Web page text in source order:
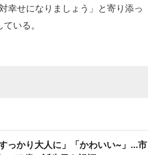
幸せになりましょう」と寄り添っ
いる。
っかり大人に」「かわいい~」...市